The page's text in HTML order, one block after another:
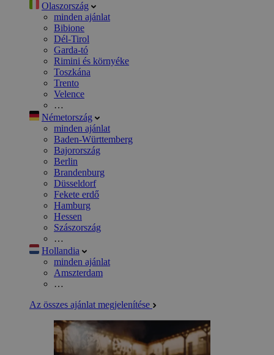
Olaszország
minden ajánlat
Bibione
Dél-Tirol
Garda-tó
Rimini és környéke
Toszkána
Trento
Velence
…
Németország
minden ajánlat
Baden-Württemberg
Bajorország
Berlin
Brandenburg
Düsseldorf
Fekete erdő
Hamburg
Hessen
Szászország
…
Hollandia
minden ajánlat
Amszterdam
…
Az összes ajánlat megjelenítése